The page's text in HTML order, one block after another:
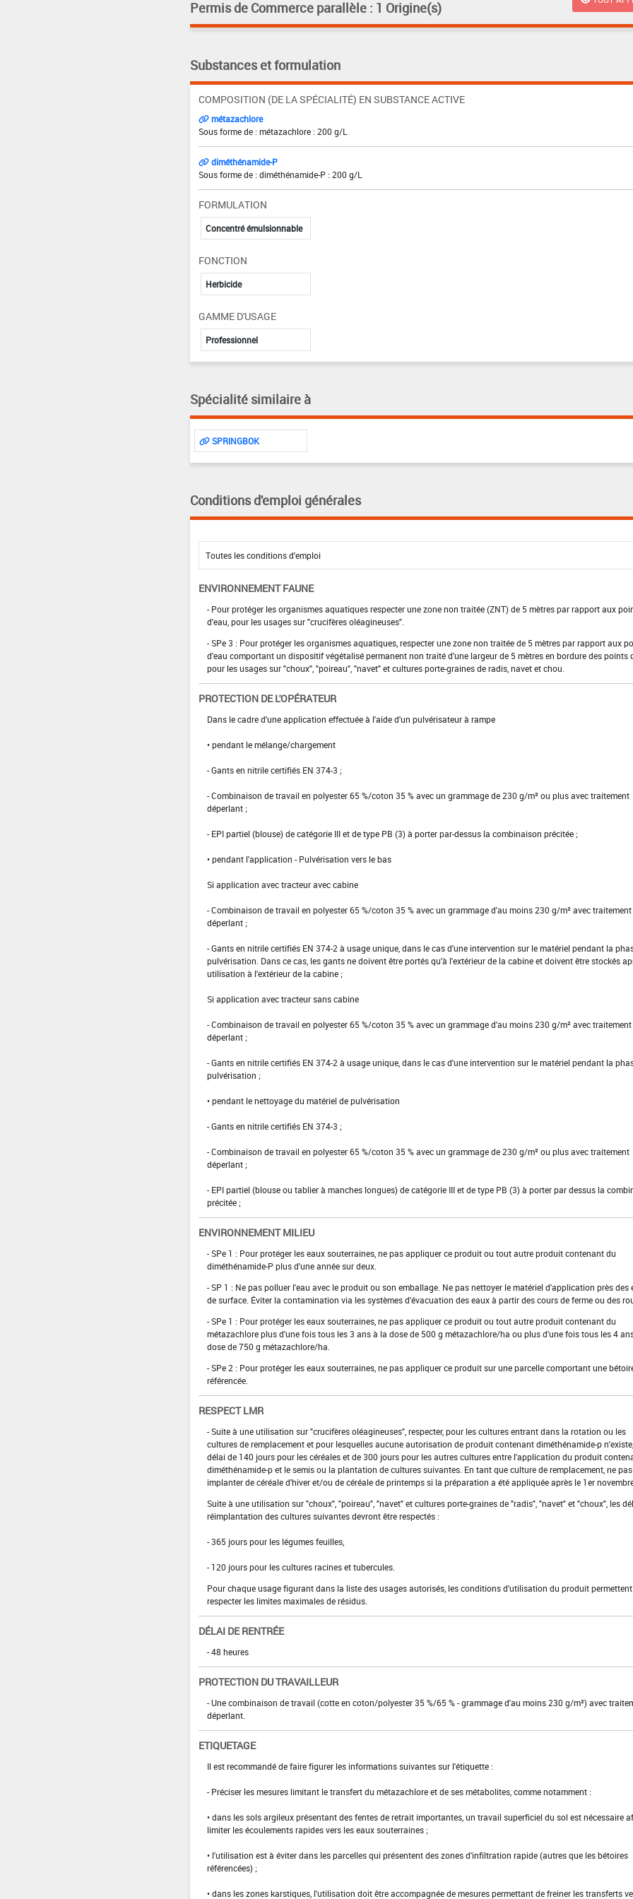
Permis de Commerce parallèle : 1 Origine(s)
Substances et formulation
COMPOSITION (DE LA SPÉCIALITÉ) EN SUBSTANCE ACTIVE
métazachlore
Sous forme de : métazachlore : 200 g/L
diméthénamide-P
Sous forme de : diméthénamide-P : 200 g/L
FORMULATION
Concentré émulsionnable
FONCTION
Herbicide
GAMME D'USAGE
Professionnel
Spécialité similaire à
SPRINGBOK
Conditions d'emploi générales
ENVIRONNEMENT FAUNE
- Pour protéger les organismes aquatiques respecter une zone non traitée (ZNT) de 5 mètres par rapport aux
d'eau, pour les usages sur "crucifères oléagineuses".
- SPe 3 : Pour protéger les organismes aquatiques, respecter une zone non traitée de 5 mètres par rapport aux
d'eau comportant un dispositif végétalisé permanent non traité d'une largeur de 5 mètres en bordure des points
pour les usages sur "choux", "poireau", "navet" et cultures porte-graines de radis, navet et chou.
PROTECTION DE L'OPÉRATEUR
Dans le cadre d'une application effectuée à l'aide d'un pulvérisateur à rampe
• pendant le mélange/chargement
- Gants en nitrile certifiés EN 374-3 ;
- Combinaison de travail en polyester 65 %/coton 35 % avec un grammage de 230 g/m² ou plus avec traitement
déperlant ;
- EPI partiel (blouse) de catégorie III et de type PB (3) à porter par-dessus la combinaison précitée ;
• pendant l'application - Pulvérisation vers le bas
Si application avec tracteur avec cabine
- Combinaison de travail en polyester 65 %/coton 35 % avec un grammage d'au moins 230 g/m² avec traitement
déperlant ;
- Gants en nitrile certifiés EN 374-2 à usage unique, dans le cas d'une intervention sur le matériel pendant la
pulvérisation. Dans ce cas, les gants ne doivent être portés qu'à l'extérieur de la cabine et doivent être stockés
utilisation à l'extérieur de la cabine ;
Si application avec tracteur sans cabine
- Combinaison de travail en polyester 65 %/coton 35 % avec un grammage d'au moins 230 g/m² avec traitement
déperlant ;
- Gants en nitrile certifiés EN 374-2 à usage unique, dans le cas d'une intervention sur le matériel pendant la
pulvérisation ;
• pendant le nettoyage du matériel de pulvérisation
- Gants en nitrile certifiés EN 374-3 ;
- Combinaison de travail en polyester 65 %/coton 35 % avec un grammage de 230 g/m² ou plus avec traitement
déperlant ;
- EPI partiel (blouse ou tablier à manches longues) de catégorie III et de type PB (3) à porter par dessus la
précitée ;
ENVIRONNEMENT MILIEU
- SPe 1 : Pour protéger les eaux souterraines, ne pas appliquer ce produit ou tout autre produit contenant du
diméthénamide-P plus d'une année sur deux.
- SP 1 : Ne pas polluer l'eau avec le produit ou son emballage. Ne pas nettoyer le matériel d'application près des
de surface. Éviter la contamination via les systèmes d'évacuation des eaux à partir des cours de ferme ou des
- SPe 1 : Pour protéger les eaux souterraines, ne pas appliquer ce produit ou tout autre produit contenant du
métazachlore plus d'une fois tous les 3 ans à la dose de 500 g métazachlore/ha ou plus d'une fois tous les 4
dose de 750 g métazachlore/ha.
- SPe 2 : Pour protéger les eaux souterraines, ne pas appliquer ce produit sur une parcelle comportant une
référencée.
RESPECT LMR
- Suite à une utilisation sur "crucifères oléagineuses", respecter, pour les cultures entrant dans la rotation ou les
cultures de remplacement et pour lesquelles aucune autorisation de produit contenant diméthénamide-p
délai de 140 jours pour les céréales et de 300 jours pour les autres cultures entre l'application du produit
diméthénamide-p et le semis ou la plantation de cultures suivantes. En tant que culture de remplacement, ne pas
implanter de céréale d'hiver et/ou de céréale de printemps si la préparation a été appliquée après le 1er
Suite à une utilisation sur "choux", "poireau", "navet" et cultures porte-graines de "radis", "navet" et "choux", les
réimplantation des cultures suivantes devront être respectés :
- 365 jours pour les légumes feuilles,
- 120 jours pour les cultures racines et tubercules.
Pour chaque usage figurant dans la liste des usages autorisés, les conditions d'utilisation du produit
respecter les limites maximales de résidus.
DÉLAI DE RENTRÉE
- 48 heures
PROTECTION DU TRAVAILLEUR
- Une combinaison de travail (cotte en coton/polyester 35 %/65 % - grammage d'au moins 230 g/m²) avec
déperlant.
ETIQUETAGE
Il est recommandé de faire figurer les informations suivantes sur l'étiquette :
-­ Préciser les mesures limitant le transfert du métazachlore et de ses métabolites, comme notamment :
• dans les sols argileux présentant des fentes de retrait importantes, un travail superficiel du sol est nécessaire
limiter les écoulements rapides vers les eaux souterraines ;
• l'utilisation est à éviter dans les parcelles qui présentent des zones d'infiltration rapide (autres que les bétoires
référencées) ;
• dans les zones karstiques, l'utilisation doit être accompagnée de mesures permettant de freiner les transferts